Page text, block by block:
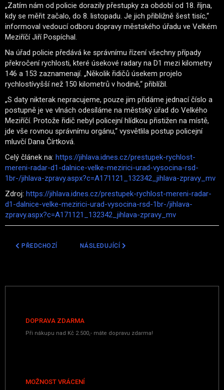
„Zatím nám od policie dorazily přestupky za období od 18. října,
kdy se měřit začalo, do 8. listopadu. Je jich přibližně šest tisíc,“
informoval vedoucí odboru dopravy městského úřadu ve Velkém
Meziříčí Jiří Pospíchal.
Na úřad policie předává ke správnímu řízení všechny případy
překročení rychlosti, které úsekové radary na D1 mezi kilometry
146 a 153 zaznamenají. „Několik řidičů úsekem projelo
rychlostívyšší než 150 kilometrů v hodině,“ přiblížil.
„S daty nikterak nepracujeme, pouze jim přidáme jednací číslo a
postupně je ve vlnách odesíláme na městský úřad do Velkého
Meziříčí. Protože řidič nebyl policejní hlídkou přistižen na místě,
jde vše rovnou správnímu orgánu,“ vysvětlila postup policejní
mluvčí Dana Čírtková.
Celý článek na: https://jihlava.idnes.cz/prestupek-rychlost-
mereni-radar-d1-dalnice-velke-mezirici-urad-vysocina-rsd-
1br-/jihlava-zpravy.aspx?c=A171121_132342_jihlava-zpravy_mv
Zdroj: https://jihlava.idnes.cz/prestupek-rychlost-mereni-radar-
d1-dalnice-velke-mezirici-urad-vysocina-rsd-1br-/jihlava-
zpravy.aspx?c=A171121_132342_jihlava-zpravy_mv
PŘEDCHOZÍ ČLÁNEK: JIHLAVA ZAČNE MĚŘIT RYCHLOST NA D1
PŘEDCHOZÍ DALŠÍ ČLÁNEK: POLICIE ČR PŘEVZALA PRVNÍ
NÁSLEDUJÍCÍ
DOPRAVA ZDARMA
Při nákupu nad Kč 2.500,- máte dopravu zdarma!
MOŽNOST VRÁCENÍ